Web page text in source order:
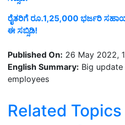
ರೈತರಿಗೆ ರೂ.1,25,000 ಭರ್ಜರಿ
ಈ ಸಬ್ಸಿಡಿ!
Published On: 26 May 2022,
English Summary: Big
employees
Related Topics